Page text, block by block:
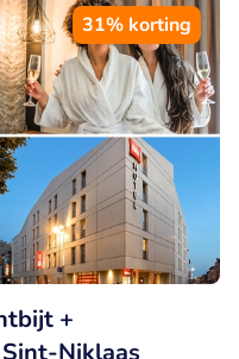
31% korting
+
Niklaas